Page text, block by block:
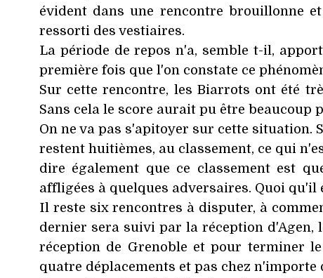
évident dans une rencontre brouillonne
ressorti des vestiaires.
La période de repos n'a, semble t-il,
première fois que l'on constate ce
Sur cette rencontre, les Biarrots ont été
Sans cela le score aurait pu être beaucoup
On ne va pas s'apitoyer sur cette situation.
restent huitièmes, au classement, ce qui
dire également que ce classement est
affligées à quelques adversaires. Quoi
Il reste six rencontres à disputer, à
dernier sera suivi par la réception d'Agen,
réception de Grenoble et pour terminer
quatre déplacements et pas chez n'importe